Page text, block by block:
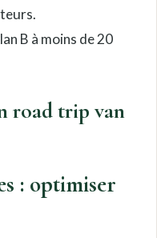
B à moins de 20
road trip van
: optimiser